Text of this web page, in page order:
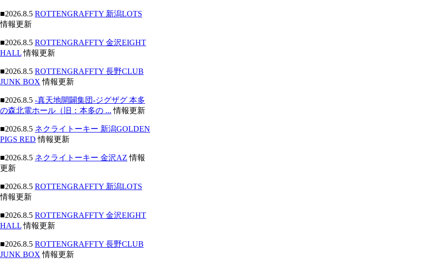
■2026.8.5 ROTTENGRAFFTY 新潟LOTS
情報更新
■2026.8.5 ROTTENGRAFFTY 金沢EIGHT
HALL情報更新
■2026.8.5 ROTTENGRAFFTY 長野CLUB
JUNK BOX 情報更新
■2026.8.5 -真天地開闢集団-ジグザグ 本多
の森北電ホール（旧：本多の ... 情報更新
■2026.8.5 ネクライトーキー 新潟GOLDEN
PIGS RED 情報更新
■2026.8.5 ネクライトーキー 金沢AZ 情報
更新
■2026.8.5 ROTTENGRAFFTY 新潟LOTS
情報更新
■2026.8.5 ROTTENGRAFFTY 金沢EIGHT
HALL情報更新
■2026.8.5 ROTTENGRAFFTY 長野CLUB
JUNK BOX 情報更新